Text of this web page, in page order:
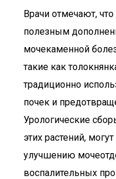
Врачи отмечают,
полезным
мочекаменной
такие как
традиционно
почек и
Урологические
этих растений,
улучшению
воспалительных